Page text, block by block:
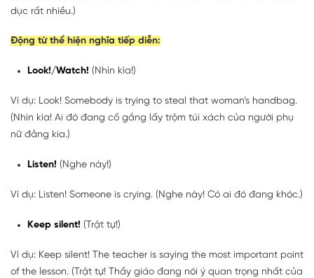
dục rất nhiều.)
Động từ thể hiện nghĩa tiếp diễn:
Look!/Watch! (Nhìn kìa!)
Ví dụ: Look! Somebody is trying to steal that woman’s handbag.
(Nhìn kìa! Ai đó đang cố gắng lấy trộm túi xách của người phụ
nữ đằng kia.)
Listen! (Nghe này!)
Ví dụ: Listen! Someone is crying. (Nghe này! Có ai đó đang khóc.)
Keep silent! (Trật tự!)
Ví dụ: Keep silent! The teacher is saying the most important point
of the lesson. (Trật tự! Thầy giáo đang nói ý quan trọng nhất của